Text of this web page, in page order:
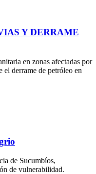
Y DERRAME
en zonas afectadas por
derrame de petróleo en
de Sucumbíos,
de vulnerabilidad.